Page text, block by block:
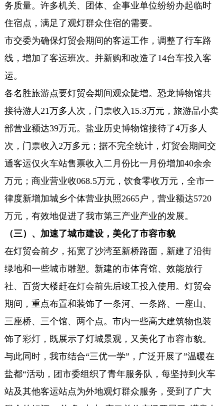
务质量。许多机关、团体、企事业单位纷纷办起临时
住宿点，满足了观灯群众住宿的需要。
市交委为确保灯贸会期间的客运工作，调整了行车路
线，增加了客运班次。并新购和改造了14台车投入客
运。
各名胜旅游点要灯贸会期间观众陡增。恐龙博物馆共
接待游人21万多人次，门票收入15.3万元，旅游品小卖
部营业额达39万元。盐业历史博物馆接待了4万多人
次，门票收入2万多元；据不完全统计，灯贸会期间交
通客运仅火车站售票收入二月份比一月份增加40余余
万元；商业营业收068.5万元，饮食零收万元，全市一
律度新增加城乡个体营业执照2665户，营业额达5720
万元，有效地促进了我市第三产业产业的发展。
（三）、加速了城市建设，美化了市容市貌
在灯贸会前夕，拓宽了沙湾至新桥路面，新建了沿街
绿地和一些城市雕塑。新建的市体育馆、效能放行
社、百货大楼赶在灯会前先后竣工投入使用。灯贸会
期间，重点布置和装饰了一条河、一条路、一座山、
三座桥、三个馆、两个点。市内一些高大建筑物也装
饰了彩灯，既展示了灯城景观，又美化了市容市貌。
与此同时，我市结合“三优一学”，广泛开展了”温暖在
盐都“活动，团市委组织了青年服务队，每坚持到火车
站及其他客运站点为外地观灯群众服务，受到了广大